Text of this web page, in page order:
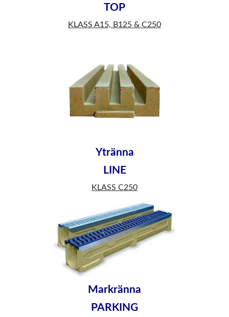
TOP
KLASS A15, B125 & C250
Ytränna
LINE
KLASS C250
Markränna
PARKING